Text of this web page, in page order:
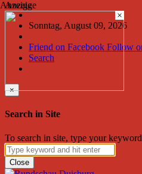
Sonntag, August 09, 2026
Friend on Facebook Follow
Search
×
Search in Site
To search in site, type your
Close
Anzeige
×
Anzeige